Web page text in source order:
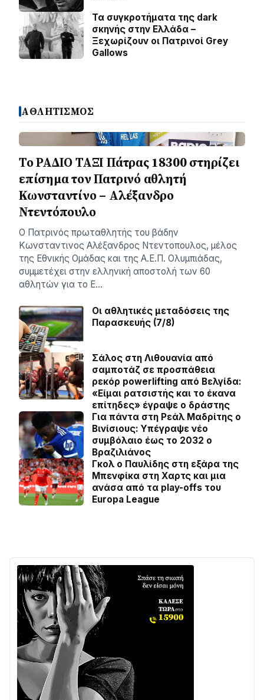
Τα συγκροτήματα της dark
σκηνής στην Ελλάδα –
Ξεχωρίζουν οι Πατρινοί Grey
Gallows
ΑΘΛΗΤΙΣΜΟΣ
Το ΡΑΔΙΟ ΤΑΞΙ Πάτρας 18300 στηρίζει
επίσημα τον Πατρινό αθλητή
Κωνσταντίνο – Αλέξανδρο
Ντεντόπουλο
Ο Πατρινός πρωταθλητής του βάδην
Κωνσταντινος Αλέξανδρος Ντεντοπουλος, μέλος
της Εθνικής Ομάδας και της Α.Ε.Π. Ολυμπιάδας,
συμμετέχει στην ελληνική αποστολή των 60
αθλητών για το Ε…
Οι αθλητικές μεταδόσεις της
Παρασκευής (7/8)
Σάλος στη Λιθουανία από
σαμποτάζ σε προσπάθεια
ρεκόρ powerlifting από Βελγίδα:
«Είμαι ρατσιστής και το έκανα
επίτηδες» έγραψε ο δράστης
Για πάντα στη Ρεάλ Μαδρίτης ο
Βινίσιους: Yπέγραψε νέο
συμβόλαιο έως το 2032 ο
Βραζιλιάνος
Γκολ ο Παυλίδης στη εξάρα της
Μπενφίκα στη Χαρτς και μια
ανάσα από τα play-offs του
Europa League